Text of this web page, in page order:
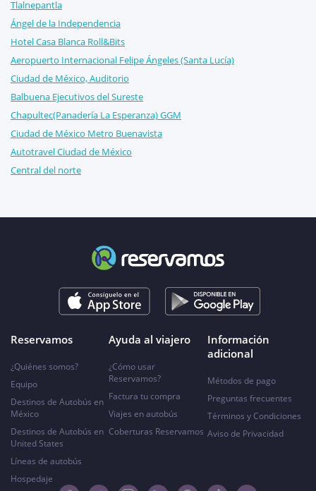
Tlalnepantla
Ángel de la Independencia
Hotel Casa Blanca Roll&Bits
Aeropuerto Internacional Felipe Ángeles (Santa Lucía)
Ciudad de México, Auditorio
Balbuena Ejecutivos del Sureste
Chapultec(Panadería La Esperanza) GGM
Ciudad de México Metro Buenavista
Autotravel Ciudad de México
Central del norte
Reservamos
¿Quiénes somos?
Equipo
Destinos de Autobús en
México
Destinos de Autobús en
United States
Líneas de autobús
Hospedaje
Ayuda al viajero
¿Cómo usar
Reservamos?
Factura tu compra
Viajes en autobús
Coberturas Reservamos
Información
adicional
Métodos de pago
Preguntas frecuentes
Términos y Condiciones
Aviso de Privacidad